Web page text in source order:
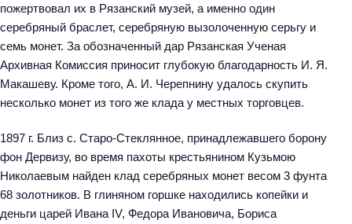
пожертвовал их в Рязанский музей, а именно один
серебряный браслет, серебряную вызолоченную серьгу и
семь монет. За обозначенный дар Рязанская Ученая
Архивная Комиссия приносит глубокую благодарность И. Я.
Макашеву. Кроме того, А. И. Черепнину удалось скупить
несколько монет из того же клада у местных торговцев.
1897 г. Близ с. Старо-Стеклянное, принадлежавшего борону
фон Дервизу, во время пахоты крестьянином Кузьмою
Николаевым найден клад серебряных монет весом 3 фунта
68 золотников. В глиняном горшке находились копейки и
деньги царей Ивана IV, Федора Ивановича, Бориса